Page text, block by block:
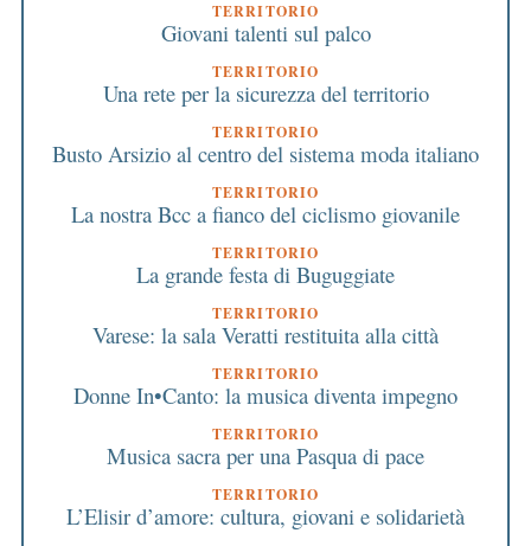
TERRITORIO
Giovani talenti sul palco
TERRITORIO
Una rete per la sicurezza del territorio
TERRITORIO
Busto Arsizio al centro del sistema moda italiano
TERRITORIO
La nostra Bcc a fianco del ciclismo giovanile
TERRITORIO
La grande festa di Buguggiate
TERRITORIO
Varese: la sala Veratti restituita alla città
TERRITORIO
Donne In•Canto: la musica diventa impegno
TERRITORIO
Musica sacra per una Pasqua di pace
TERRITORIO
L’Elisir d’amore: cultura, giovani e solidarietà